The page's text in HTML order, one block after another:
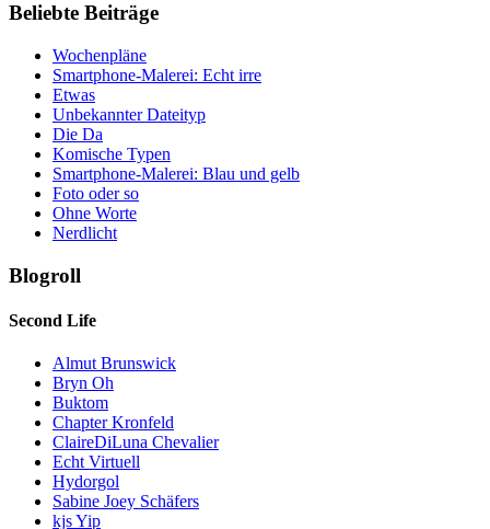
Beliebte Beiträge
Wochenpläne
Smartphone-Malerei: Echt irre
Etwas
Unbekannter Dateityp
Die Da
Komische Typen
Smartphone-Malerei: Blau und gelb
Foto oder so
Ohne Worte
Nerdlicht
Blogroll
Second Life
Almut Brunswick
Bryn Oh
Buktom
Chapter Kronfeld
ClaireDiLuna Chevalier
Echt Virtuell
Hydorgol
Sabine Joey Schäfers
kjs Yip